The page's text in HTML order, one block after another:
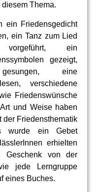
Thema.
ein Friedensgedicht
ein Tanz zum Lied
vorgeführt, ein
gezeigt,
eine
verschiedene
Friedenswünsche
und Weise haben
der Friedensthematik
wurde ein Gebet
erhielten
von der
jede Lerngruppe
eines Buches.